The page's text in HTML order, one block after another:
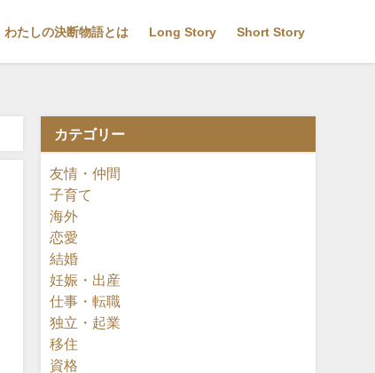
わたしの決断物語とは Long Story Short Story
カテゴリー
友情・仲間
子育て
海外
恋愛
結婚
妊娠・出産
仕事・転職
独立・起業
移住
資格